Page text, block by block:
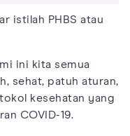
istilah PHBS atau
ini kita semua
sehat, patuh aturan,
kesehatan yang
COVID-19.